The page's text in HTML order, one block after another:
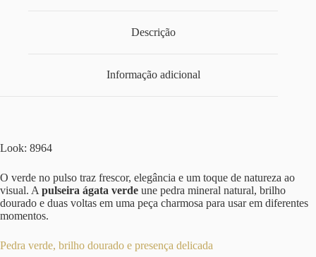
Descrição
Informação adicional
Look: 8964
O verde no pulso traz frescor, elegância e um toque de natureza ao
visual. A pulseira ágata verde une pedra mineral natural, brilho
dourado e duas voltas em uma peça charmosa para usar em diferentes
momentos.
Pedra verde, brilho dourado e presença delicada